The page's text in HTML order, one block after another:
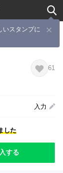
いスタンプに
スタム
61
入力
した
する